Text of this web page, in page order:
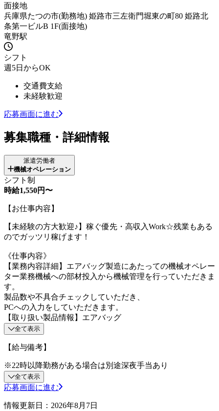
面接地
兵庫県たつの市(勤務地) 姫路市三左衛門堀東の町80 姫路北
条第一ビルB 1F(面接地)
竜野駅
シフト
週5日からOK
交通費支給
未経験歓迎
応募画面に進む
募集職種・詳細情報
派遣労働者
機械オペレーション
シフト制
時給1,550円〜
【お仕事内容】
【未経験の方大歓迎♪】稼ぐ優先・高収入Work☆残業もある
のでガッツリ稼げます！
《仕事内容》
【業務内容詳細】エアバッグ製造にあたっての機械オペレー
ター業務機械への部材投入から機械管理を行っていただきま
す。
製品数や不具合チェックしていただき、
PCへの入力をしていただきます。
【取り扱い製品情報】エアバッグ
全て表示
【給与備考】
※22時以降勤務がある場合は別途深夜手当あり
全て表示
応募画面に進む
情報更新日：2026年8月7日